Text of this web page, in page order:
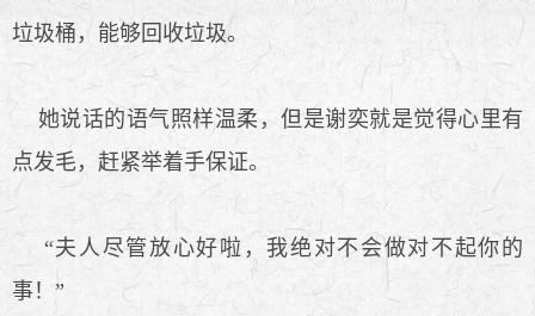
垃圾桶，能够回收垃圾。
她说话的语气照样温柔，但是谢奕就是觉得心里有
点发毛，赶紧举着手保证。
“夫人尽管放心好啦，我绝对不会做对不起你的
事！”